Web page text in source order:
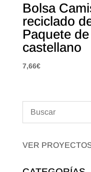
Bolsa
reciclado
Paquete
castellano
7,66€
VER